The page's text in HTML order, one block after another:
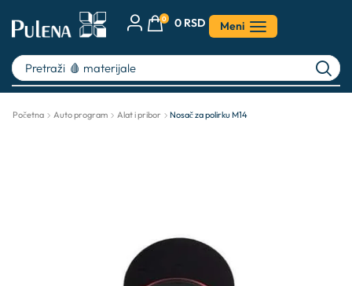
0 0 RSD Meni
Pretraži 🩸 materijale
Početna Auto program Alat i pribor Nosač za polirku M14